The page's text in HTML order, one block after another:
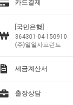
카드결제
[국민은행]
364301-04-150910
(주)일일사프린트
세금계산서
출장상담